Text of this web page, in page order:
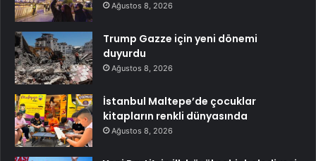
Ağustos 8, 2026
Trump Gazze için yeni dönemi
duyurdu
Ağustos 8, 2026
İstanbul Maltepe’de çocuklar
kitapların renkli dünyasında
Ağustos 8, 2026